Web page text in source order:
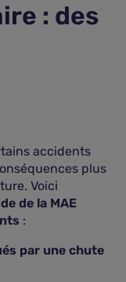
: des
accidents
plus
Voici
de la MAE
:
par une chute